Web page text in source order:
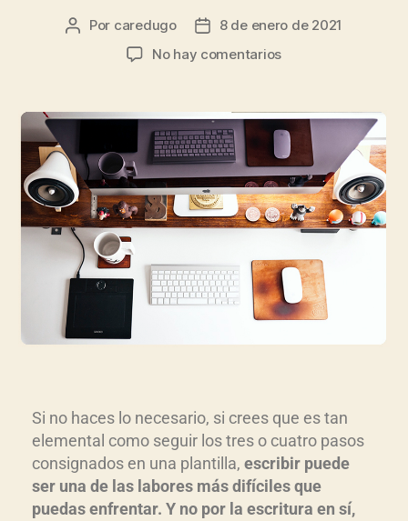
Por caredugo
8 de enero de 2021
No hay comentarios
Si no haces lo necesario, si crees que es tan
elemental como seguir los tres o cuatro pasos
consignados en una plantilla, escribir puede
ser una de las labores más difíciles que
puedas enfrentar. Y no por la escritura en sí,